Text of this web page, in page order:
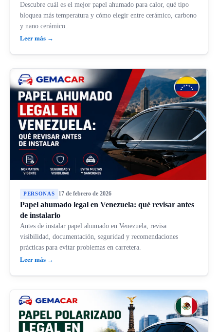
Descubre cuál es el mejor papel ahumado para calor, qué tipo
bloquea más temperatura y cómo elegir entre cerámico, carbono
y nano cerámico.
Leer más →
PERSONAS 17 de febrero de 2026
Papel ahumado legal en Venezuela: qué revisar antes
de instalarlo
Antes de instalar papel ahumado en Venezuela, revisa
visibilidad, documentación, seguridad y recomendaciones
prácticas para evitar problemas en carretera.
Leer más →